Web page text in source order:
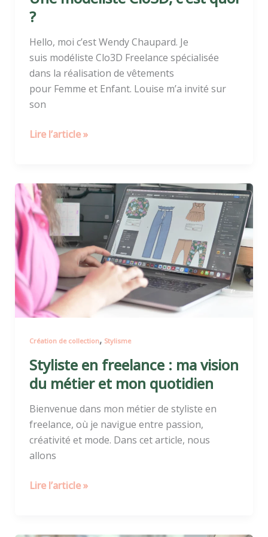
?
Hello, moi c’est Wendy Chaupard. Je
suis modéliste Clo3D Freelance spécialisée
dans la réalisation de vêtements
pour Femme et Enfant. Louise m’a invité sur
son
Lire l’article »
Création de collection, Stylisme
Styliste en freelance : ma vision
du métier et mon quotidien
Bienvenue dans mon métier de styliste en
freelance, où je navigue entre passion,
créativité et mode. Dans cet article, nous
allons
Styliste
en
freelance
:
ma
vision
du
métier
et
quotidien
Lire l’article »